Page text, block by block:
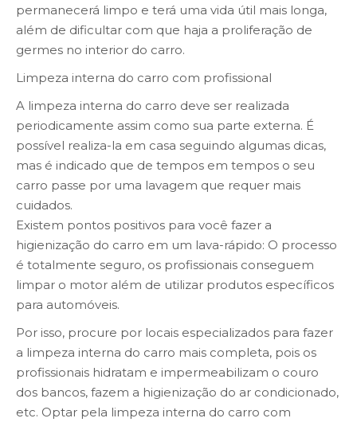
permanecerá limpo e terá uma vida útil mais longa,
além de dificultar com que haja a proliferação de
germes no interior do carro.
Limpeza interna do carro com profissional
A limpeza interna do carro deve ser realizada
periodicamente assim como sua parte externa. É
possível realiza-la em casa seguindo algumas dicas,
mas é indicado que de tempos em tempos o seu
carro passe por uma lavagem que requer mais
cuidados.
Existem pontos positivos para você fazer a
higienização do carro em um lava-rápido: O processo
é totalmente seguro, os profissionais conseguem
limpar o motor além de utilizar produtos específicos
para automóveis.
Por isso, procure por locais especializados para fazer
a limpeza interna do carro mais completa, pois os
profissionais hidratam e impermeabilizam o couro
dos bancos, fazem a higienização do ar condicionado,
etc. Optar pela limpeza interna do carro com